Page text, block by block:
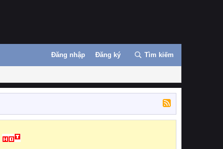
Đăng nhập Đăng ký Tìm kiếm